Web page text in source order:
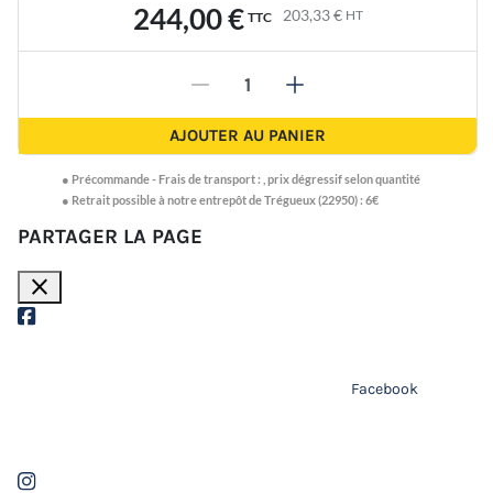
244,00 € TTC 203,33 € HT
- +
AJOUTER AU PANIER
● Précommande -Frais de transport : prix dégressif selon quantité
● Retrait possible à notre entrepôt de Trégueux (22950) : 6€
PARTAGER LA PAGE
close
Facebook